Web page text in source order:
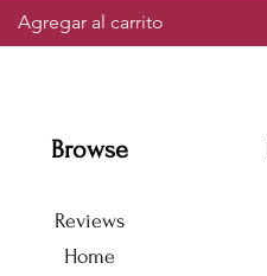
Agregar al carrito
Browse
Reviews
Home